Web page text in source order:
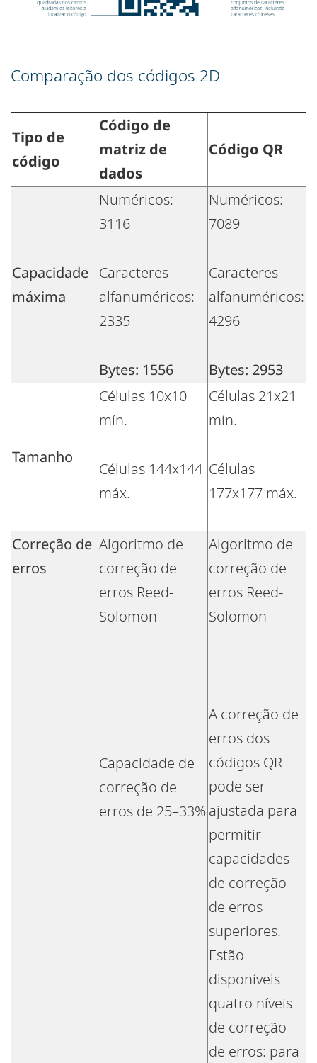
Comparação dos códigos 2D
Tipo de
código
Código de
matriz de
dados
Código QR
Capacidade
máxima
Numéricos:
3116
Caracteres
alfanuméricos:
2335
Bytes: 1556
Numéricos:
7089
Caracteres
alfanuméricos:
4296
Bytes: 2953
Tamanho
Células 10x10
mín.
Células 144x144
máx.
Células 21x21
mín.
Células
177x177 máx.
Correção de
erros
Algoritmo de
correção de
erros Reed-
Solomon
Capacidade de
correção de
erros de 25–33%
Algoritmo de
correção de
erros Reed-
Solomon
A correção de
erros dos
códigos QR
pode ser
ajustada para
permitir
capacidades
de correção
de erros
superiores.
Estão
disponíveis
quatro níveis
de correção
de erros: para